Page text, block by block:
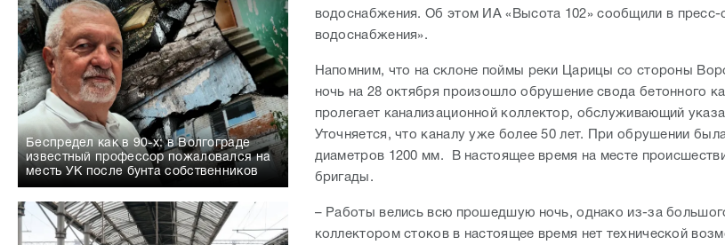
Беспредел как в 90-х: в Волгограде
известный профессор пожаловался на
месть УК после бунта собственников
водоснабжения. Об этом ИА«Высота 102»сообщили в
водоснабжения».
Напомним, что на склоне поймы реки Царицы со стороны
ночь на 28 октября произошло обрушение свода бетонного
пролегает канализационной коллектор, обслуживающий
Уточняется, что каналу уже более 50 лет. При обрушении
диаметров 1200 мм. В настоящее время на месте
бригады.
– Работы велись всю прошедшую ночь, однако из-за
коллектором стоков в настоящее время нет технической